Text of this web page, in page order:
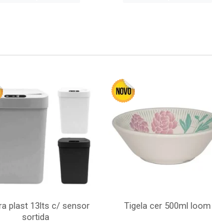
plast 13lts c/ sensor
sortida
Tigela cer 500ml loom